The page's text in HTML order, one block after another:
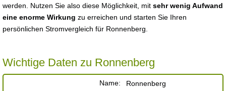
werden. Nutzen Sie also diese Möglichkeit, mit sehr wenig Aufwand
eine enorme Wirkung zu erreichen und starten Sie Ihren
persönlichen Stromvergleich für Ronnenberg.
Wichtige Daten zu Ronnenberg
Name:
Ronnenberg